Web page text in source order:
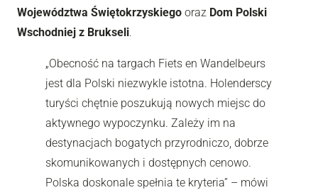
Województwa Świętokrzyskiego oraz Dom Polski
Wschodniej z Brukseli.
„Obecność na targach Fiets en Wandelbeurs
jest dla Polski niezwykle istotna. Holenderscy
turyści chętnie poszukują nowych miejsc do
aktywnego wypoczynku. Zależy im na
destynacjach bogatych przyrodniczo, dobrze
skomunikowanych i dostępnych cenowo.
Polska doskonale spełnia te kryteria” – mówi